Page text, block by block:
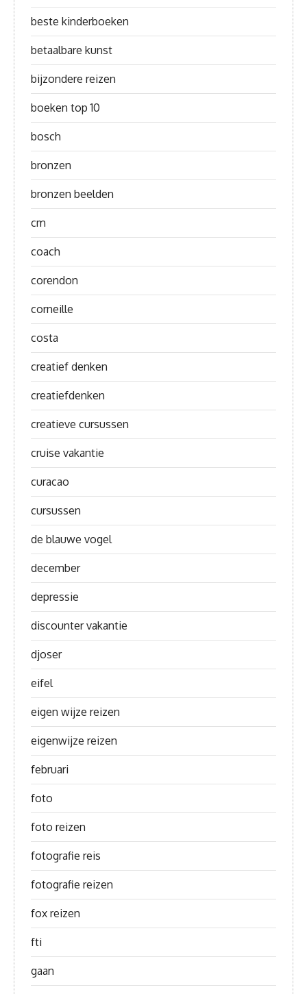
beste kinderboeken
betaalbare kunst
bijzondere reizen
boeken top 10
bosch
bronzen
bronzen beelden
cm
coach
corendon
corneille
costa
creatief denken
creatiefdenken
creatieve cursussen
cruise vakantie
curacao
cursussen
de blauwe vogel
december
depressie
discounter vakantie
djoser
eifel
eigen wijze reizen
eigenwijze reizen
februari
foto
foto reizen
fotografie reis
fotografie reizen
fox reizen
fti
gaan